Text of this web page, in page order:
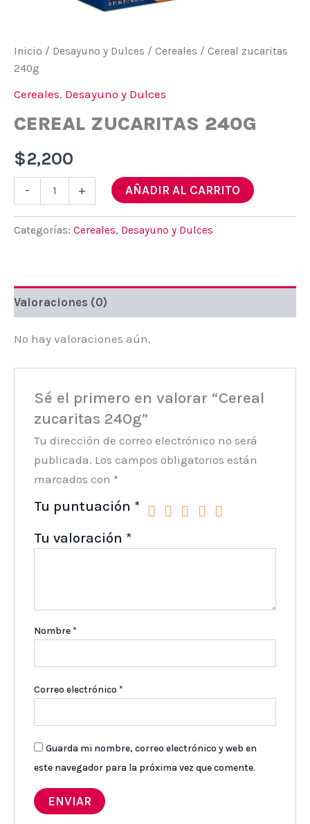
Inicio / Desayuno y Dulces / Cereales / Cereal zucaritas
240g
Cereales, Desayuno y Dulces
CEREAL ZUCARITAS 240G
$2,200
-
zucaritas
cantidad
+ AÑADIR AL CARRITO
Categorías: Cereales, Desayuno y Dulces
Valoraciones (0)
No hay valoraciones aún.
Sé el primero en valorar “Cereal
zucaritas 240g”
Tu dirección de correo electrónico no será
publicada. Los campos obligatorios están
marcados con *
Tu puntuación *
Tu valoración *
Nombre *
Correo electrónico *
Guarda mi nombre, correo electrónico y web en
este navegador para la próxima vez que comente.